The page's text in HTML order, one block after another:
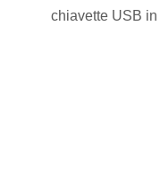
chiavette USB